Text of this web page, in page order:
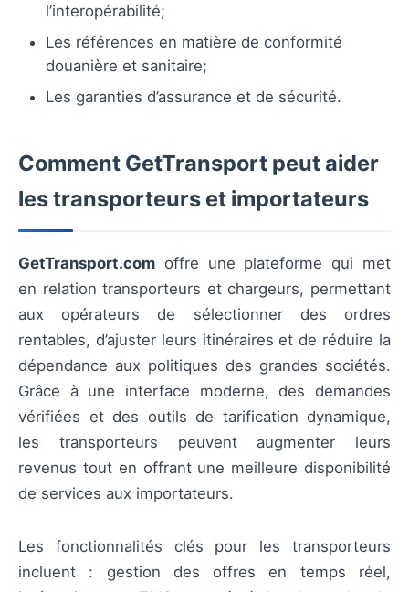
l’interopérabilité;
Les références en matière de conformité
douanière et sanitaire;
Les garanties d’assurance et de sécurité.
Comment GetTransport peut aider
les transporteurs et importateurs
GetTransport.com offre une plateforme qui met
en relation transporteurs et chargeurs, permettant
aux opérateurs de sélectionner des ordres
rentables, d’ajuster leurs itinéraires et de réduire la
dépendance aux politiques des grandes sociétés.
Grâce à une interface moderne, des demandes
vérifiées et des outils de tarification dynamique,
les transporteurs peuvent augmenter leurs
revenus tout en offrant une meilleure disponibilité
de services aux importateurs.
Les fonctionnalités clés pour les transporteurs
incluent : gestion des offres en temps réel,